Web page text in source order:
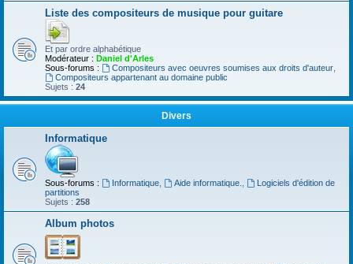
Liste des compositeurs de musique pour guitare
Et par ordre alphabétique
Modérateur : Daniel d'Arles
Sous-forums :
Compositeurs avec oeuvres soumises aux droits d'auteur,
Compositeurs appartenant au domaine public
Sujets : 24
Divers
Informatique
Sous-forums : Informatique, Aide informatique.
Logiciels d'édition de
partitions
Sujets : 258
Album photos